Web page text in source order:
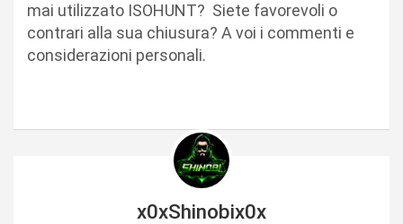
mai utilizzato ISOHUNT? Siete favorevoli o
contrari alla sua chiusura? A voi i commenti e
considerazioni personali.
x0xShinobix0x